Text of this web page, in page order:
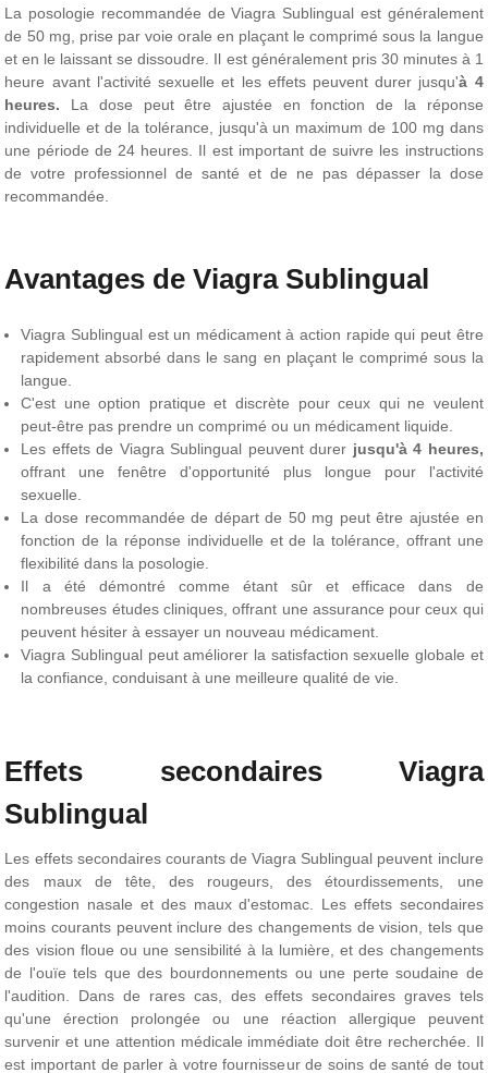
La posologie recommandée de Viagra Sublingual est généralement
de 50 mg, prise par voie orale en plaçant le comprimé sous la langue
et en le laissant se dissoudre. Il est généralement pris 30 minutes à 1
heure avant l'activité sexuelle et les effets peuvent durer jusqu'à 4
heures. La dose peut être ajustée en fonction de la réponse
individuelle et de la tolérance, jusqu'à un maximum de 100 mg dans
une période de 24 heures. Il est important de suivre les instructions
de votre professionnel de santé et de ne pas dépasser la dose
recommandée.
Avantages de Viagra Sublingual
Viagra Sublingual est un médicament à action rapide qui peut être
rapidement absorbé dans le sang en plaçant le comprimé sous la
langue.
C'est une option pratique et discrète pour ceux qui ne veulent
peut-être pas prendre un comprimé ou un médicament liquide.
Les effets de Viagra Sublingual peuvent durer jusqu'à 4 heures,
offrant une fenêtre d'opportunité plus longue pour l'activité
sexuelle.
La dose recommandée de départ de 50 mg peut être ajustée en
fonction de la réponse individuelle et de la tolérance, offrant une
flexibilité dans la posologie.
Il a été démontré comme étant sûr et efficace dans de
nombreuses études cliniques, offrant une assurance pour ceux qui
peuvent hésiter à essayer un nouveau médicament.
Viagra Sublingual peut améliorer la satisfaction sexuelle globale et
la confiance, conduisant à une meilleure qualité de vie.
Effets secondaires Viagra
Sublingual
Les effets secondaires courants de Viagra Sublingual peuvent inclure
des maux de tête, des rougeurs, des étourdissements, une
congestion nasale et des maux d'estomac. Les effets secondaires
moins courants peuvent inclure des changements de vision, tels que
des vision floue ou une sensibilité à la lumière, et des changements
de l'ouïe tels que des bourdonnements ou une perte soudaine de
l'audition. Dans de rares cas, des effets secondaires graves tels
qu'une érection prolongée ou une réaction allergique peuvent
survenir et une attention médicale immédiate doit être recherchée. Il
est important de parler à votre fournisseur de soins de santé de tout